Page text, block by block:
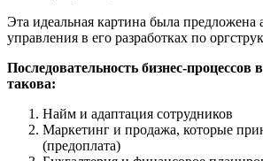
Эта идеальная картина была предложена
управления в его разработках по
Последовательность бизнес-процессов
такова:
Найм и адаптация сотрудников
Маркетинг и продажа, которые
(предоплата)